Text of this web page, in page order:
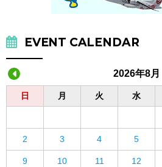
EVENT CALENDAR
2026年8月
日 月 火 水
2 3 4 5
9 10 11 12